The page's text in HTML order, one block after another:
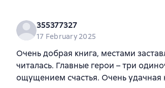
355377327
17 February 2025
Очень добрая книга, местами
читалась. Главные герои – три
ощущением счастья. Очень удачная